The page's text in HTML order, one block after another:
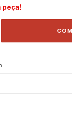
peça!